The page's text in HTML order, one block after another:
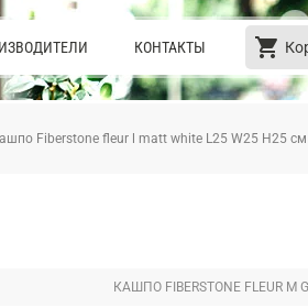
КОНТАКТЫ shopping_cart
Fiberstone fleur l matt white L25 W25 H25 см
КАШПО FIBERSTONE FLEUR M